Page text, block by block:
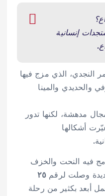
إنسانية
النجدي، الذي مزج فيها
والحديدي والمينا
مدهشة، لكنها تدور
أشكالها
فيه النحت والخزف
وصلت لرقم ٢٥
أبعد بكثير من رحلة